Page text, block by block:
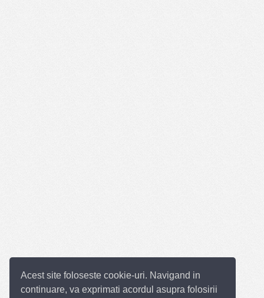
Acest site foloseste cookie-uri. Navigand in
continuare, va exprimati acordul asupra folosirii